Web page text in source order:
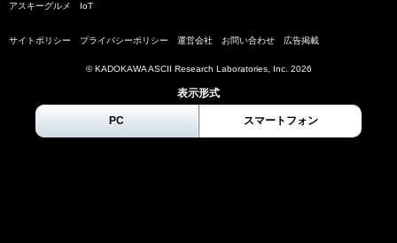
アスキーグルメ IoT
サイトポリシー プライバシーポリシー 運営会社 お問い合わせ 広告掲載
© KADOKAWA ASCII Research Laboratories, Inc. 2026
表示形式
PC スマートフォン